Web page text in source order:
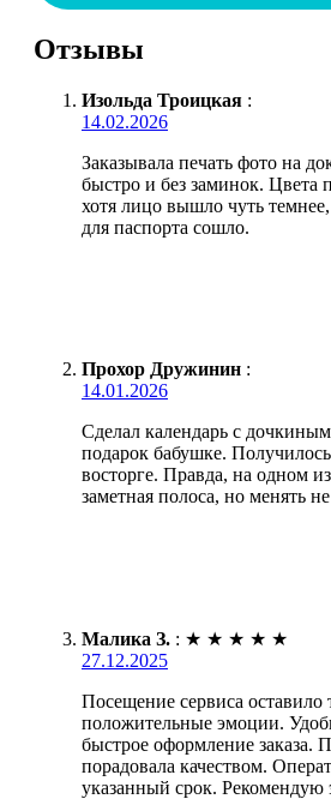
Отзывы
Изольда Троицкая :
14.02.2026
Заказывала печать фото на
быстро и без заминок. Цвета
хотя лицо вышло чуть
для паспорта сошло.
Прохор Дружинин :
14.01.2026
Сделал календарь с
подарок бабушке.
восторге. Правда, на одном
заметная полоса, но менять
Малика З. : ★ ★ ★ ★ ★
27.12.2025
Посещение сервиса оставило
положительные эмоции.
быстрое оформление заказа.
порадовала качеством.
указанный срок. Рекомендую